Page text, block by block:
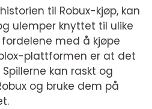
til Robux-kjøp, kan
ulemper knyttet til ulike
med å kjøpe
plattformen er at det
kan raskt og
og bruke dem på